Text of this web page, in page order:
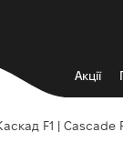
Акції
F1 |